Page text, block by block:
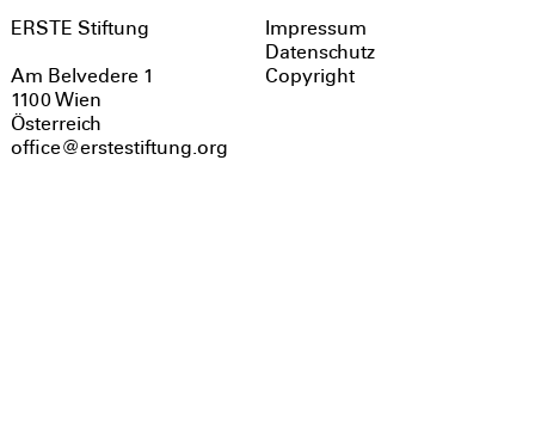
ERSTE Stiftung
Am Belvedere 1
1100 Wien
Österreich
office@erstestiftung.org
Impressum
Datenschutz
Copyright